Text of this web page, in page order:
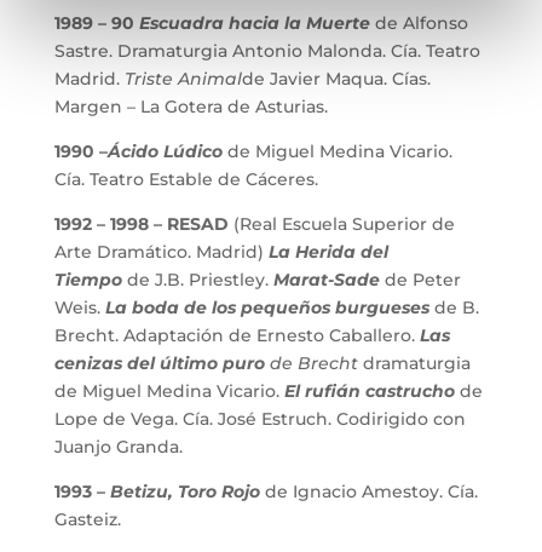
1989 – 90 Escuadra hacia la Muertede Alfonso
Sastre. Dramaturgia Antonio Malonda. Cía. Teatro
Madrid. Triste Animalde Javier Maqua. Cías.
Margen – La Gotera de Asturias.
1990 –Ácido Lúdicode Miguel Medina Vicario.
Cía. Teatro Estable de Cáceres.
1992 – 1998 – RESAD (Real Escuela Superior de
Arte Dramático. Madrid) La Herida del
Tiempo de J.B. Priestley. Marat-Sadede Peter
Weis. La boda de los pequeños burguesesde B.
Brecht. Adaptación de Ernesto Caballero. Las
cenizas del último purode Brechtdramaturgia
de Miguel Medina Vicario. El rufián castrucho de
Lope de Vega. Cía. José Estruch. Codirigido con
Juanjo Granda.
1993 – Betizu, Toro Rojode Ignacio Amestoy. Cía.
Gasteiz.